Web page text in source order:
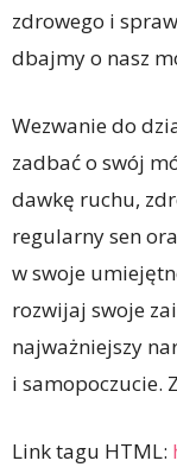
zdrowego i
dbajmy o nasz
Wezwanie do
zadbać o swój
dawkę ruchu,
regularny sen
w swoje
rozwijaj swoje
najważniejszy
i samopoczucie.
Link tagu HTML: